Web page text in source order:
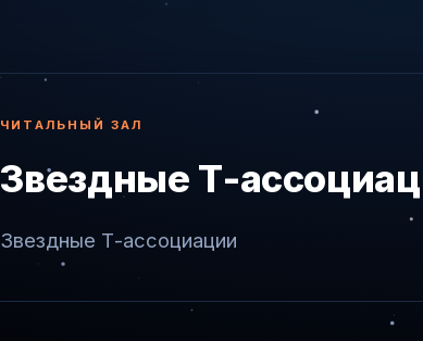
ЧИТАЛЬНЫЙ ЗАЛ
Звездные Т-
Звездные Т-ассоциации